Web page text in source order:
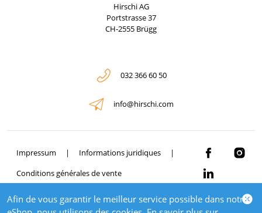
Afin de vous garantir le meilleur service possible dans notre
Hirschi AG
Portstrasse 37
CH-2555 Brügg
032 366 60 50
info@hirschi.com
Impressum
Informations juridiques
Conditions générales de vente
© 2026 HIRSCHI